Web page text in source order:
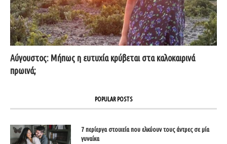
Αύγουστος: Μήπως η ευτυχία κρύβεται στα καλοκαιρινά
πρωινά;
POPULAR POSTS
7 περίεργα στοιχεία που ελκύουν τους άντρες σε μία
γυναίκα